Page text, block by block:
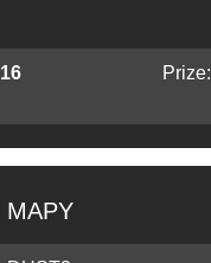
16 Prize:
MAPY